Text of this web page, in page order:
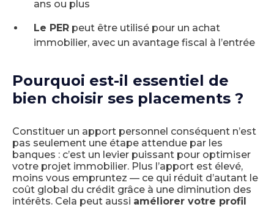
ans ou plus
Le PER peut être utilisé pour un achat
immobilier, avec un avantage fiscal à l’entrée
Pourquoi est-il essentiel de
bien choisir ses placements ?
Constituer un apport personnel conséquent n’est
pas seulement une étape attendue par les
banques : c’est un levier puissant pour optimiser
votre projet immobilier. Plus l’apport est élevé,
moins vous empruntez — ce qui réduit d’autant le
coût global du crédit grâce à une diminution des
intérêts. Cela peut aussi améliorer votre profil